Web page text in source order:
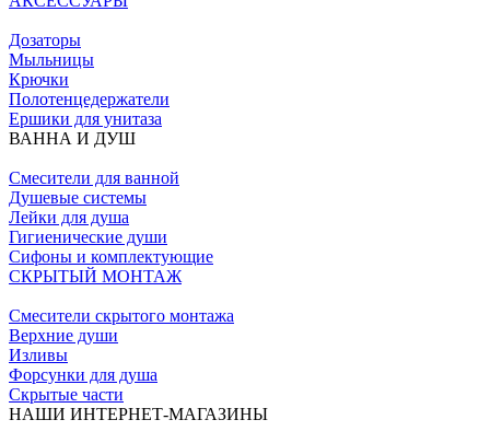
Дозаторы
Мыльницы
Крючки
Полотенцедержатели
Ершики для унитаза
ВАННА И ДУШ
Смесители для ванной
Душевые системы
Лейки для душа
Гигиенические души
Сифоны и комплектующие
СКРЫТЫЙ МОНТАЖ
Смесители скрытого монтажа
Верхние души
Изливы
Форсунки для душа
Скрытые части
НАШИ ИНТЕРНЕТ-МАГАЗИНЫ